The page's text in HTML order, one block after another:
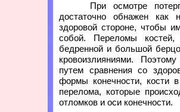
При осмотре
достаточно обнажен как
здоровой стороне, чтобы
собой. Переломы
бедренной и большой
кровоизлияниями.
путем сравнения со
формы конечности, кости
перелома, которые
отломков и оси конечности.